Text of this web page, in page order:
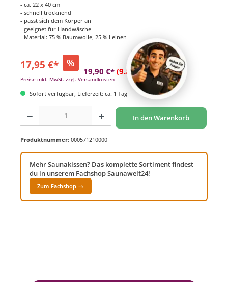
- ca. 22 x 40 cm
- schnell trocknend
- passt sich dem Körper an
- geeignet für Handwäsche
- Material: 75 % Baumwolle, 25 % Leinen
17,95 €* %
19,90 €* (9.8% gespart)
Preise inkl. MwSt. zzgl. Versandkosten
Sofort verfügbar, Lieferzeit: ca. 1 Tag
Produkt Anzahl: Gib den gewünschten Wert ein oder benutze die Schaltflächen um
In den Warenkorb
Produktnummer: 000571210000
Mehr Saunakissen? Das komplette Sortiment findest
du in unserem Fachshop Saunawelt24!
Zum Fachshop →